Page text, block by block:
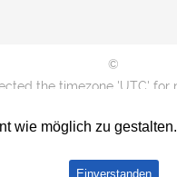
©
the timezone 'UTC' for
the timezone 'UTC' for
on line74
wie möglich zu
Einverstanden